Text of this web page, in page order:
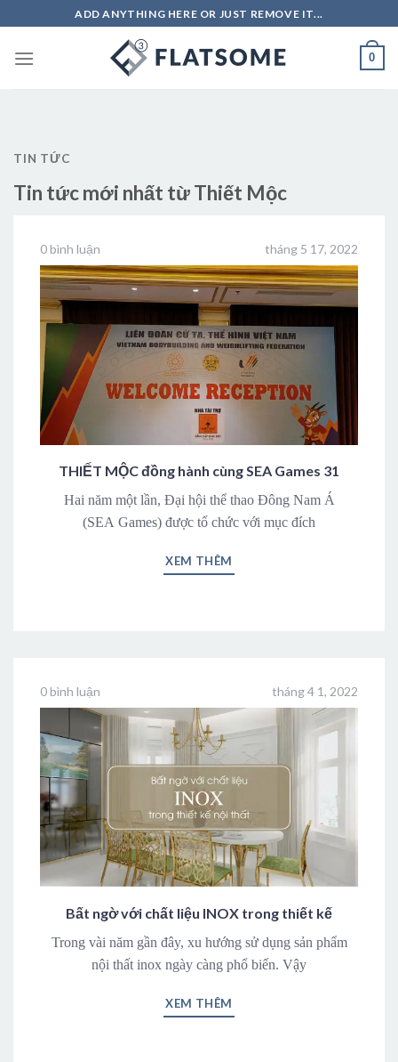
to
content
ADD ANYTHING HERE OR JUST REMOVE IT...
0
TIN TỨC
Tin tức mới nhất từ Thiết Mộc
0 bình luận tháng 5 17, 2022
THIẾT MỘC đồng hành cùng SEA Games 31
Hai năm một lần, Đại hội thể thao Đông Nam Á
(SEA Games) được tổ chức với mục đích
XEM THÊM
0 bình luận tháng 4 1, 2022
Bất ngờ với chất liệu INOX trong thiết kế
Trong vài năm gần đây, xu hướng sử dụng sản phẩm
nội thất inox ngày càng phổ biến. Vậy
XEM THÊM